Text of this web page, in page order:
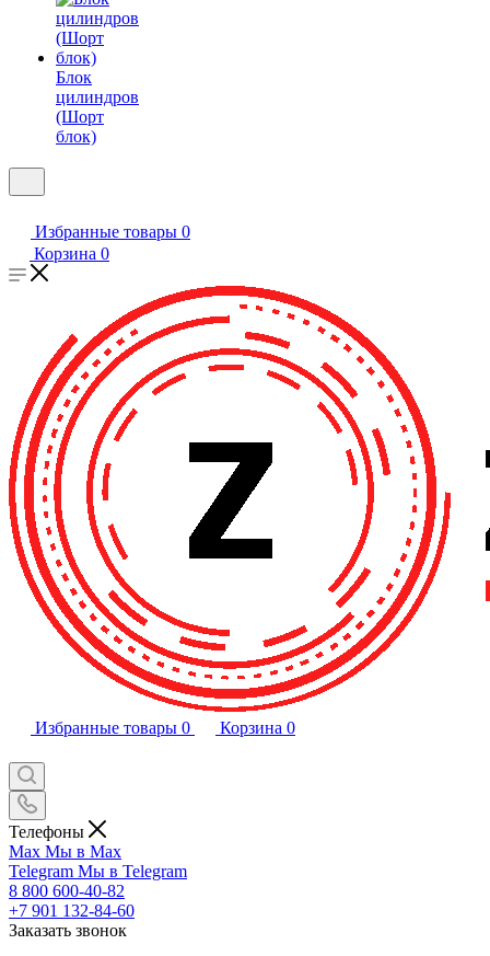
Блок
цилиндров
(Шорт
блок)
Избранные товары 0
Корзина 0
Избранные товары 0 Корзина 0
Телефоны
Max Мы в Max
Telegram Мы в Telegram
8 800 600-40-82
+7 901 132-84-60
Заказать звонок